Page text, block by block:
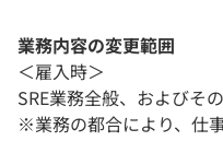
業務内容の変更範囲
＜雇入時＞
SRE業務全般、およびそ
※業務の都合により、仕